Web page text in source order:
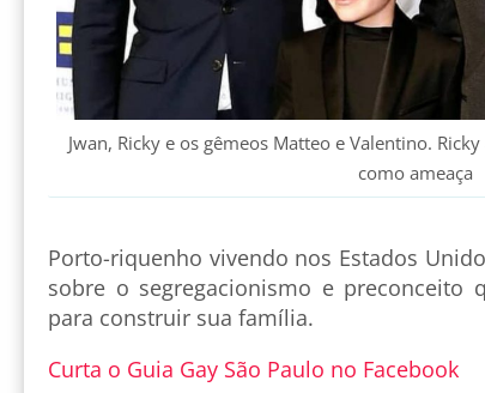
Jwan, Ricky e os gêmeos Matteo e Valentino.
como ameaça
Porto-riquenho vivendo nos Estados
sobre o segregacionismo e preconceito
para construir sua família.
Curta o Guia Gay São Paulo no Facebook